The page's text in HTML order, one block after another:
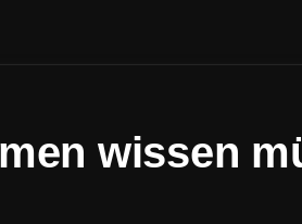
wissen